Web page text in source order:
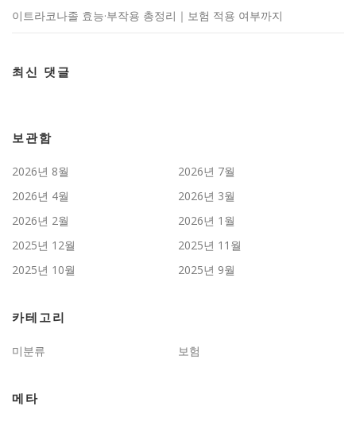
이트라코나졸 효능·부작용 총정리｜보험 적용 여부까지
최신 댓글
보관함
2026년 8월
2026년 7월
2026년 4월
2026년 3월
2026년 2월
2026년 1월
2025년 12월
2025년 11월
2025년 10월
2025년 9월
카테고리
미분류 보험
메타